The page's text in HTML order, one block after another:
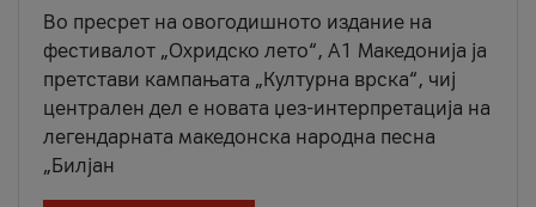
Во пресрет на овогодишното издание на
фестивалот „Охридско лето“, А1 Македонија ја
претстави кампањата „Културна врска“, чиј
централен дел е новата џез-интерпретација на
легендарната македонска народна песна
„Билјан